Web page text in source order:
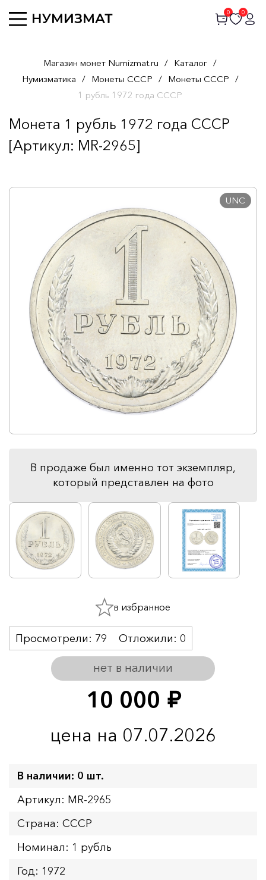
0 0
Магазин монет Numizmat.ru / Каталог /
Нумизматика / Монеты СССР / Монеты СССР /
1 рубль 1972 года СССР
Монета 1 рубль 1972 года СССР
[Артикул: MR-2965]
UNC
В продаже был именно тот экземпляр,
который представлен на фото
10 000 руб.
цена на 07.07.2026
нет в наличии
Просмотрели: 79 Отложили: 0
в избранное
В наличии: 0 шт.
Артикул: MR-2965
Страна: СССР
Номинал: 1 рубль
Год: 1972